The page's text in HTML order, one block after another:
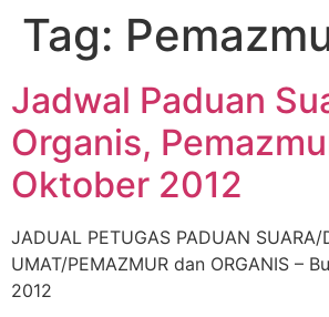
Tag:
Jadwal Paduan
Organis,
Oktober 2012
JADUAL PETUGAS PADUAN SUARA/
UMAT/PEMAZMUR dan ORGANIS –
2012